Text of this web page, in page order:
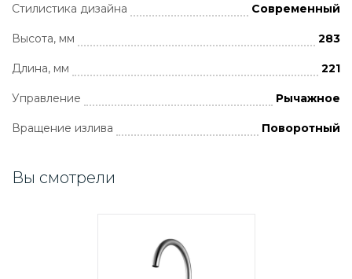
Стилистика дизайна Современный
Высота, мм 283
Длина, мм 221
Управление Рычажное
Вращение излива Поворотный
Вы смотрели